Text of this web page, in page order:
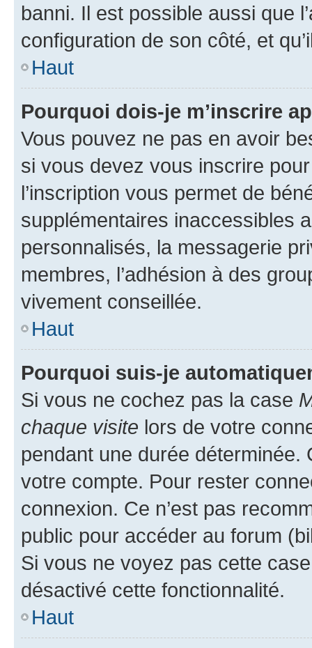
banni. Il est possible aussi que
configuration de son côté, et
Haut
Pourquoi dois-je m’inscrire
Vous pouvez ne pas en avoir
si vous devez vous inscrire
l’inscription vous permet de
supplémentaires inaccessibles
personnalisés, la messagerie
membres, l’adhésion à des
vivement conseillée.
Haut
Pourquoi suis-je
Si vous ne cochez pas la case
chaque visite lors de votre
pendant une durée déterminée.
votre compte. Pour rester
connexion. Ce n’est pas
public pour accéder au forum
Si vous ne voyez pas cette
désactivé cette fonctionnalité.
Haut